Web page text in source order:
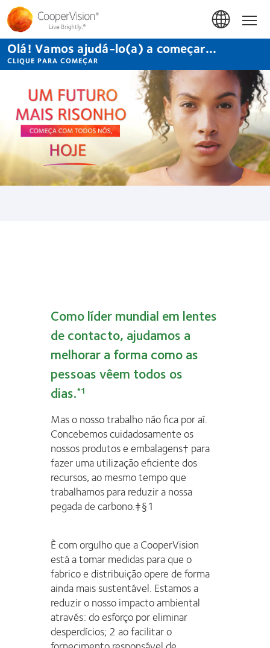
Passar
para
conteúdo
principal
Início
Olá! Vamos ajudá-lo(a) a começar...
CLIQUE PARA COMEÇAR
Como líder mundial em lentes
de contacto, ajudamos a
melhorar a forma como as
pessoas vêem todos os
dias.*1
Mas o nosso trabalho não fica por aí.
Concebemos cuidadosamente os
nossos produtos e embalagens† para
fazer uma utilização eficiente dos
recursos, ao mesmo tempo que
trabalhamos para reduzir a nossa
pegada de carbono.‡§1
È com orgulho que a CooperVision
está a tomar medidas para que o
fabrico e distribuição opere de forma
ainda mais sustentável. Estamos a
reduzir o nosso impacto ambiental
através: do esforço por eliminar
desperdícios; 2 ao facilitar o